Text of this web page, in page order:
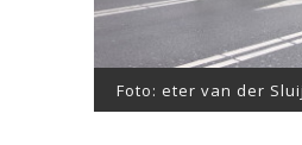
Foto: eter van der